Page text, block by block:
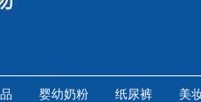
婴幼奶粉 纸尿裤 美